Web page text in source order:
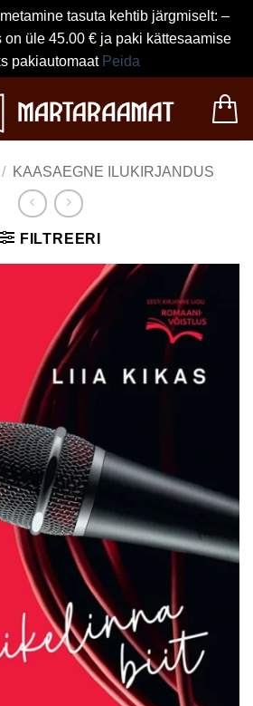
tasuta kehtib järgmiselt: –
üle 45.00 € ja paki kättesaamise
pakiautomaat Peida
/ KAASAEGNE ILUKIRJANDUS
FILTREERI